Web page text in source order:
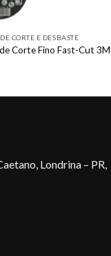
CORTE E DESBASTE
Corte Fino Fast-Cut 3M
Londrina – PR,